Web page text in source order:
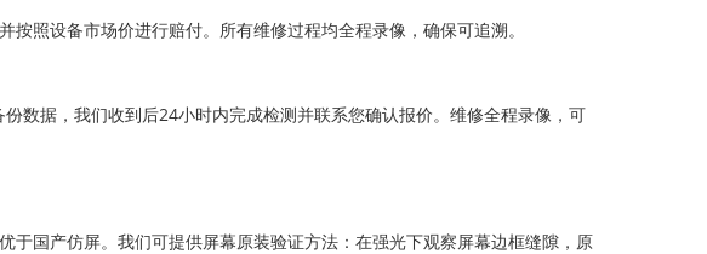
照设备市场价进行赔付。所有维修过程均全程录像，确保可追溯。
数据，我们收到后24小时内完成检测并联系您确认报价。维修全程录像，可
于国产仿屏。我们可提供屏幕原装验证方法：在强光下观察屏幕边框缝隙，原